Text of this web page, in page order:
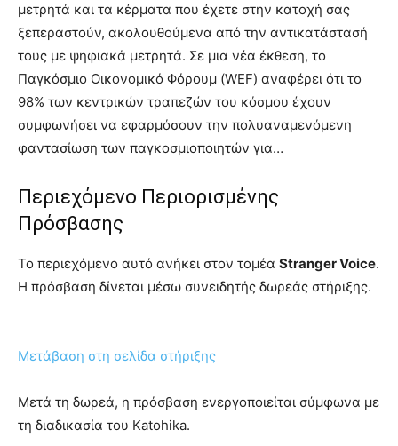
μετρητά και τα κέρματα που έχετε στην κατοχή σας
ξεπεραστούν, ακολουθούμενα από την αντικατάστασή
τους με ψηφιακά μετρητά. Σε μια νέα έκθεση, το
Παγκόσμιο Οικονομικό Φόρουμ (WEF) αναφέρει ότι το
98% των κεντρικών τραπεζών του κόσμου έχουν
συμφωνήσει να εφαρμόσουν την πολυαναμενόμενη
φαντασίωση των παγκοσμιοποιητών για…
Περιεχόμενο Περιορισμένης
Πρόσβασης
Το περιεχόμενο αυτό ανήκει στον τομέα Stranger Voice.
Η πρόσβαση δίνεται μέσω συνειδητής δωρεάς στήριξης.
Μετάβαση στη σελίδα στήριξης
Μετά τη δωρεά, η πρόσβαση ενεργοποιείται σύμφωνα με
τη διαδικασία του Katohika.